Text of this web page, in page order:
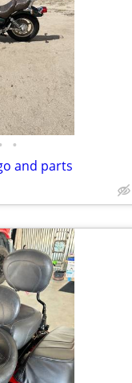
•
and parts